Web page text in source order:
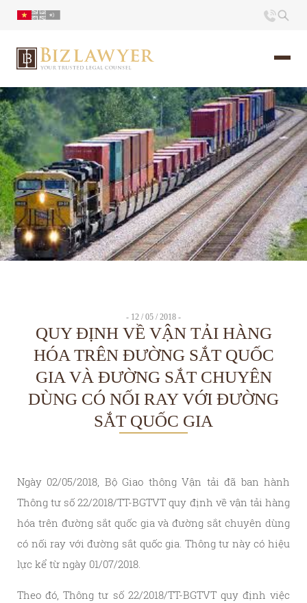
Trang chủ
Giới thiệu
Ấn phẩm
Tin Tức
- 12 / 05 / 2018 -
QUY ĐỊNH VỀ VẬN TẢI HÀNG
HÓA TRÊN ĐƯỜNG SẮT QUỐC
GIA VÀ ĐƯỜNG SẮT CHUYÊN
DÙNG CÓ NỐI RAY VỚI ĐƯỜNG
SẮT QUỐC GIA
Ngày 02/05/2018, Bộ Giao thông Vận tải đã ban hành
Thông tư số 22/2018/TT-BGTVT quy định về vận tải hàng
hóa trên đường sắt quốc gia và đường sắt chuyên dùng
có nối ray với đường sắt quốc gia. Thông tư này có hiệu
lực kể từ ngày 01/07/2018.
Theo đó, Thông tư số 22/2018/TT-BGTVT quy định việc